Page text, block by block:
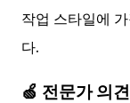
작업 스타일에
다.
🍏 전문가 의